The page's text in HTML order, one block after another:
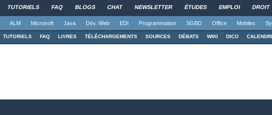
TUTORIELS FAQ BLOGS CHAT NEWSLETTER ÉTUDES EMPLOI DROIT
ALM Microsoft Java Dév. Web EDI Programmation SGBD Office Mobiles
TUTORIELS FAQ LIVRES TÉLÉCHARGEMENTS SOURCES DÉBATS WIKI DICO